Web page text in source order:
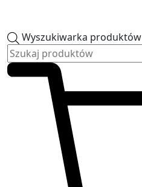
Wyszukiwarka produktów